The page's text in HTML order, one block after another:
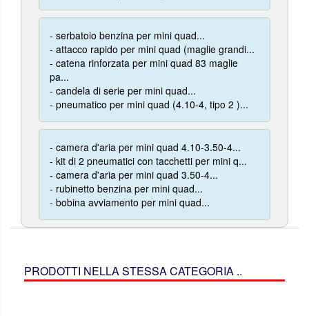
- serbatoio benzina per mini quad...
- attacco rapido per mini quad (maglie grandi...
- catena rinforzata per mini quad 83 maglie
pa...
- candela di serie per mini quad...
- pneumatico per mini quad (4.10-4, tipo 2 )...
- camera d'aria per mini quad 4.10-3.50-4...
- kit di 2 pneumatici con tacchetti per mini q...
- camera d'aria per mini quad 3.50-4...
- rubinetto benzina per mini quad...
- bobina avviamento per mini quad...
PRODOTTI NELLA STESSA CATEGORIA ..